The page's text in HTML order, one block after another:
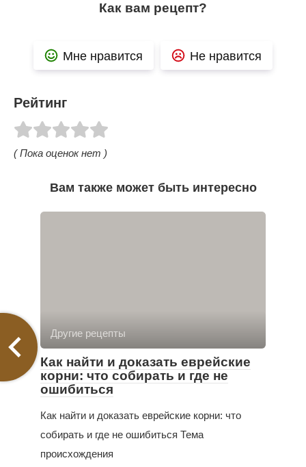
Как вам рецепт?
Мне нравится Не нравится
Рейтинг
( Пока оценок нет )
Вам также может быть интересно
Другие рецепты
Как найти и доказать еврейские
корни: что собирать и где не
ошибиться
Как найти и доказать еврейские корни: что
собирать и где не ошибиться Тема
происхождения